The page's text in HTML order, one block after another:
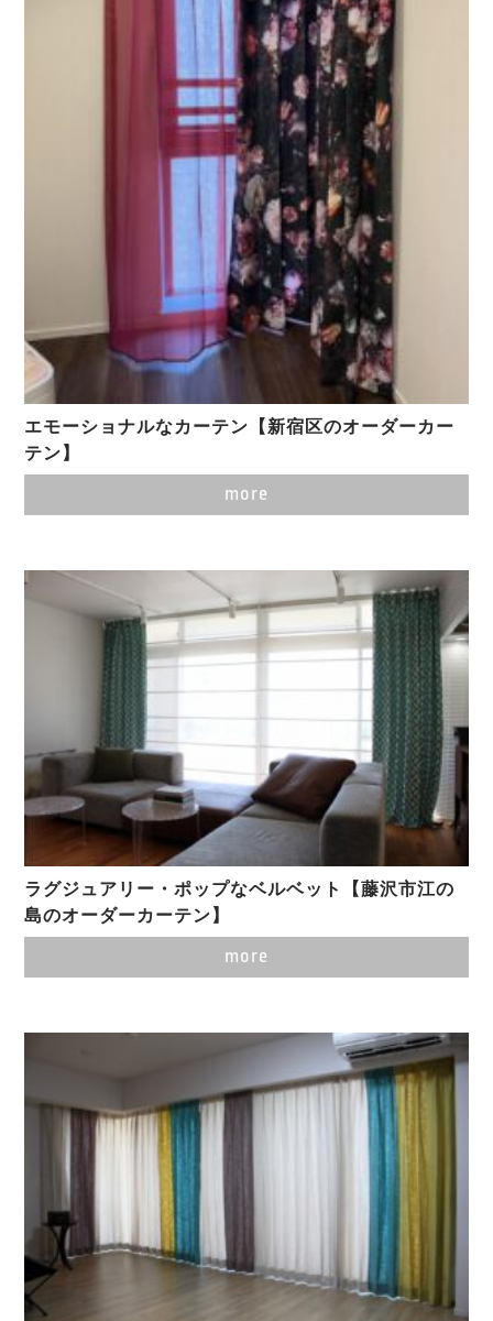
エモーショナルなカーテン【新宿区のオーダーカー
テン】
more
ラグジュアリー・ポップなベルベット【藤沢市江の
島のオーダーカーテン】
more